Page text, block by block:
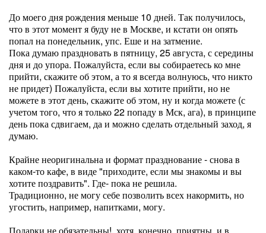
До моего дня рождения меньше 10 дней. Так получилось,
что в этот момент я буду не в Москве, и кстати он опять
попал на понедельник, упс. Еше и на затмение.
Пока думаю праздновать в пятницу, 25 августа, с середины
дня и до упора. Пожалуйста, если вы собираетесь ко мне
прийти, скажите об этом, а то я всегда волнуюсь, что никто
не придет) Пожалуйста, если вы хотите прийти, но не
можете в этот день, скажите об этом, ну и когда можете (с
учетом того, что я только 22 попаду в Мск, ага), в принципе
день пока сдвигаем, да и можно сделать отдельный заход, я
думаю.
Крайне неоригинальна и формат празднование - снова в
каком-то кафе, в виде "приходите, если мы знакомы и вы
хотите поздравить". Где- пока не решила.
Традиционно, не могу себе позволить всех накормить, но
угостить, например, напитками, могу.